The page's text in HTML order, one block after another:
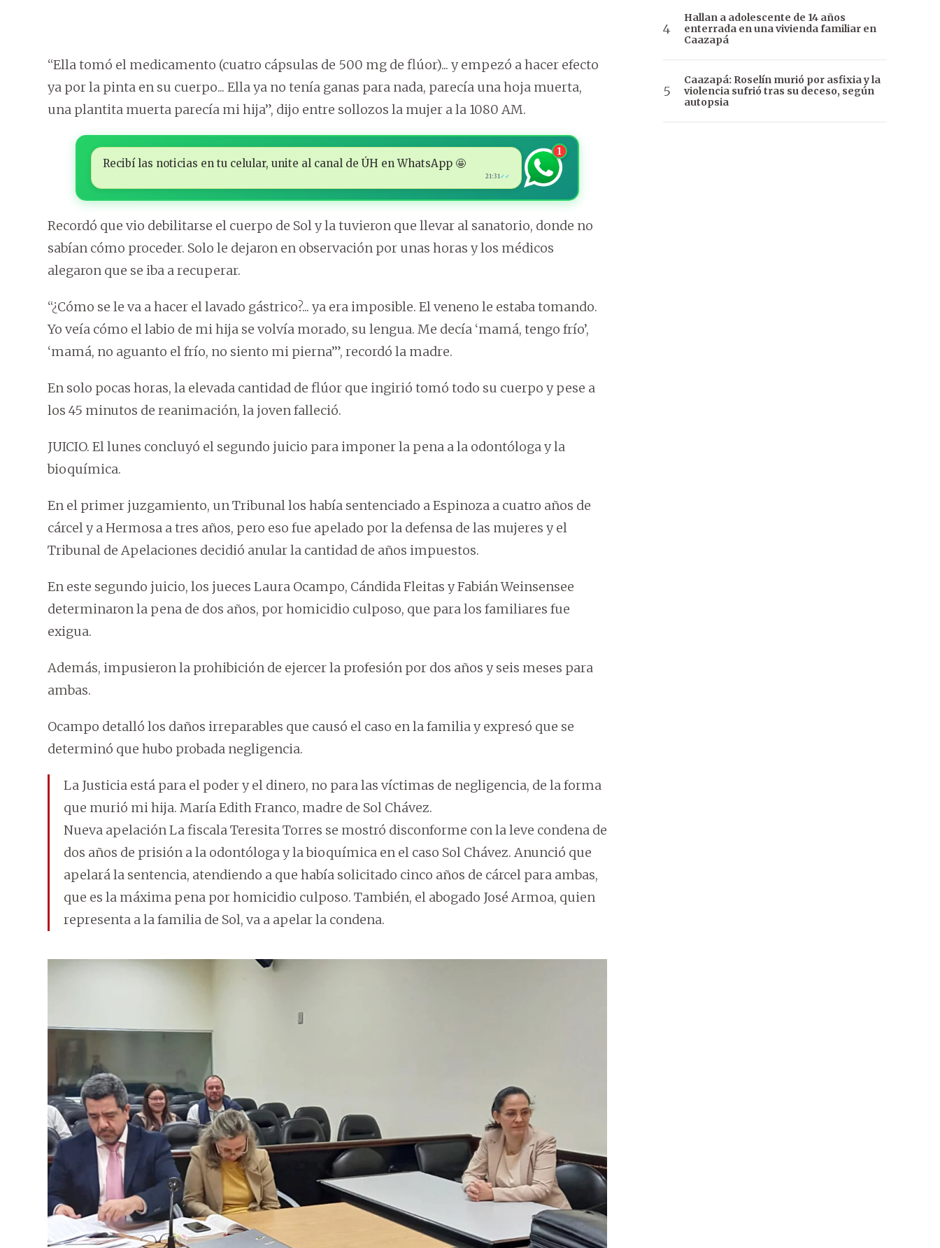
“Ella tomó el medicamento (cuatro cápsulas de 500 mg de flúor)... y empezó a hacer efecto
ya por la pinta en su cuerpo... Ella ya no tenía ganas para nada, parecía una hoja muerta,
una plantita muerta parecía mi hija”, dijo entre sollozos la mujer a la 1080 AM.
Recibí las noticias en tu celular, unite al canal de ÚH en WhatsApp 🤩
21:31✓✓
1
Recordó que vio debilitarse el cuerpo de Sol y la tuvieron que llevar al sanatorio, donde no
sabían cómo proceder. Solo le dejaron en observación por unas horas y los médicos
alegaron que se iba a recuperar.
“¿Cómo se le va a hacer el lavado gástrico?... ya era imposible. El veneno le estaba tomando.
Yo veía cómo el labio de mi hija se volvía morado, su lengua. Me decía ‘mamá, tengo frío’,
‘mamá, no aguanto el frío, no siento mi pierna’”, recordó la madre.
En solo pocas horas, la elevada cantidad de flúor que ingirió tomó todo su cuerpo y pese a
los 45 minutos de reanimación, la joven falleció.
JUICIO. El lunes concluyó el segundo juicio para imponer la pena a la odontóloga y la
bioquímica.
En el primer juzgamiento, un Tribunal los había sentenciado a Espinoza a cuatro años de
cárcel y a Hermosa a tres años, pero eso fue apelado por la defensa de las mujeres y el
Tribunal de Apelaciones decidió anular la cantidad de años impuestos.
En este segundo juicio, los jueces Laura Ocampo, Cándida Fleitas y Fabián Weinsensee
determinaron la pena de dos años, por homicidio culposo, que para los familiares fue
exigua.
Además, impusieron la prohibición de ejercer la profesión por dos años y seis meses para
ambas.
Ocampo detalló los daños irreparables que causó el caso en la familia y expresó que se
determinó que hubo probada negligencia.
La Justicia está para el poder y el dinero, no para las víctimas de negligencia, de la forma
que murió mi hija. María Edith Franco, madre de Sol Chávez.
Nueva apelación La fiscala Teresita Torres se mostró disconforme con la leve condena de
dos años de prisión a la odontóloga y la bioquímica en el caso Sol Chávez. Anunció que
apelará la sentencia, atendiendo a que había solicitado cinco años de cárcel para ambas,
que es la máxima pena por homicidio culposo. También, el abogado José Armoa, quien
representa a la familia de Sol, va a apelar la condena.
Hallan a adolescente de 14 años
enterrada en una vivienda familiar en
Caazapá
Caazapá: Roselín murió por asfixia y la
violencia sufrió tras su deceso, según
autopsia